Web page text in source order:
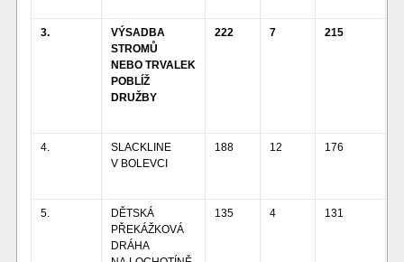
3.
VÝSADBA
STROMŮ
NEBO TRVALEK
POBLÍŽ
DRUŽBY
222 7 215
4.
SLACKLINE
V BOLEVCI
188 12 176
5.
DĚTSKÁ
PŘEKÁŽKOVÁ
DRÁHA
135 4 131